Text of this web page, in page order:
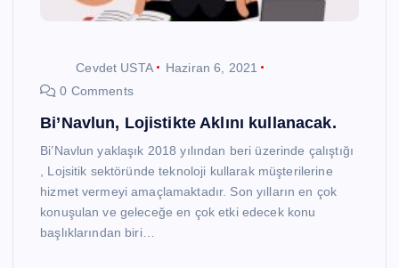
Cevdet USTA
Haziran 6, 2021
0 Comments
Bi’Navlun, Lojistikte Aklını kullanacak.
Bi’Navlun yaklaşık 2018 yılından beri üzerinde çalıştığı
, Lojsitik sektöründe teknoloji kullarak müşterilerine
hizmet vermeyi amaçlamaktadır. Son yılların en çok
konuşulan ve geleceğe en çok etki edecek konu
başlıklarından biri…